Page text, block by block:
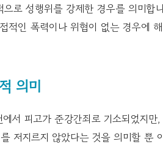
로 성행위를 강제한 경우를 의미합
적인 폭력이나 위협이 없는 경우에
의미
서 피고가 준강간죄로 기소되었지
저지르지 않았다는 것을 의미할 뿐